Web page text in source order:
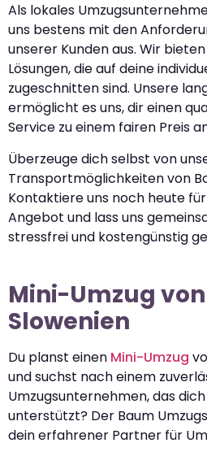
Als lokales
uns bestens mit den
unserer Kunden aus. Wir
Lösungen, die auf deine
zugeschnitten sind. Unsere
ermöglicht es uns, dir einen
Service zu einem fairen Preis
Überzeuge dich selbst von
Transportmöglichkeiten von
Kontaktiere uns noch heute
Angebot und lass uns
stressfrei und kostengünstig
Mini-Umzug
Slowenien
Du planst einen Mini-Umzug
und suchst nach einem
Umzugsunternehmen, das
unterstützt? Der Baum
dein erfahrener Partner für